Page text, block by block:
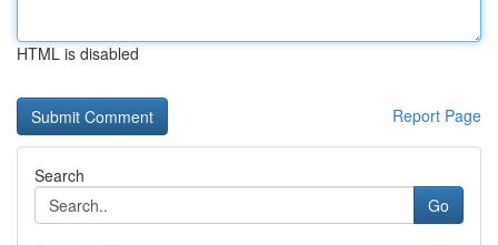
HTML is disabled
Report Page
Search
Go